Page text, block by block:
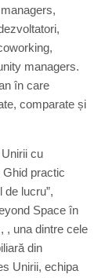
managers.
în care
comparate și
cu
Ghid practic
de lucru”,
Space în
, una dintre cele
din
Unirii, echipa